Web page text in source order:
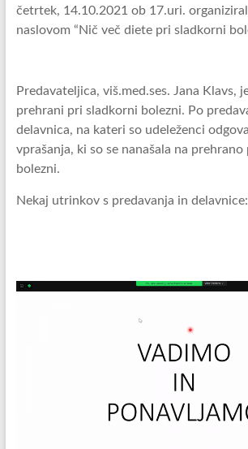
četrtek, 14.10.2021 ob 17.uri.
naslovom “Nič več diete pri sladkorni
Predavateljica, viš.med.ses. Jana Klavs,
prehrani pri sladkorni bolezni. Po
delavnica, na kateri so udeleženci
vprašanja, ki so se nanašala na
bolezni.
Nekaj utrinkov s predavanja in delavnice: